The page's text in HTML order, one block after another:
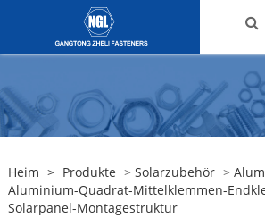
Heim > Produkte > Solarzubehör >
Aluminium-Quadrat-Mittelklemmen-
Solarpanel-Montagestruktur